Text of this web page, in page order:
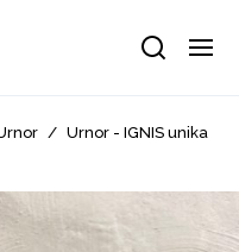
Urnor /
Urnor - IGNIS unika